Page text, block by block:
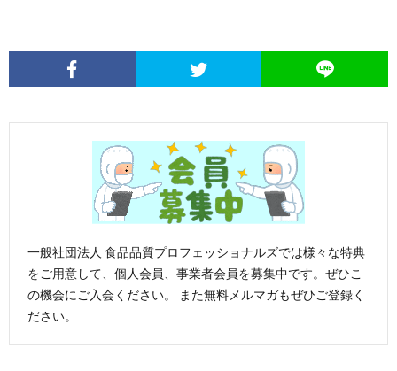
一般社団法人 食品品質プロフェッショナルズでは様々な特典
をご用意して、個人会員、事業者会員を募集中です。ぜひこ
の機会にご入会ください。 また無料メルマガもぜひご登録く
ださい。